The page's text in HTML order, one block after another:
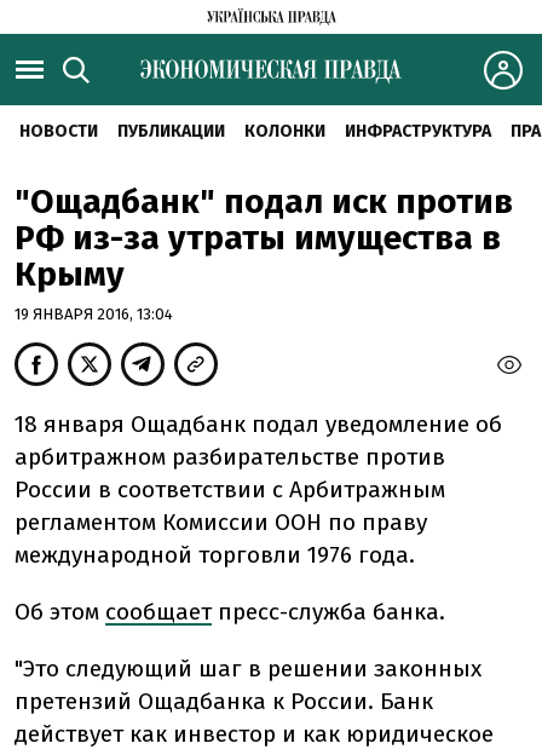
НОВОСТИ ПУБЛИКАЦИИ КОЛОНКИ ИНФРАСТРУКТУРА
"Ощадбанк" подал иск против
РФ из-за утраты имущества в
Крыму
19 ЯНВАРЯ 2016, 13:04
18 января Ощадбанк подал уведомление об
арбитражном разбирательстве против
России в соответствии с Арбитражным
регламентом Комиссии ООН по праву
международной торговли 1976 года.
Об этом сообщаетпресс-служба банка.
"Это следующий шаг в решении законных
претензий Ощадбанка к России. Банк
действует как инвестор и как юридическое